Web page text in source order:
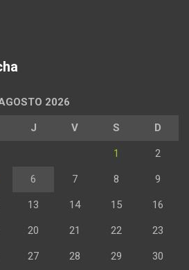
2026
J V S D
1 2
6 7 8 9
13 14 15 16
20 21 22 23
27 28 29 30